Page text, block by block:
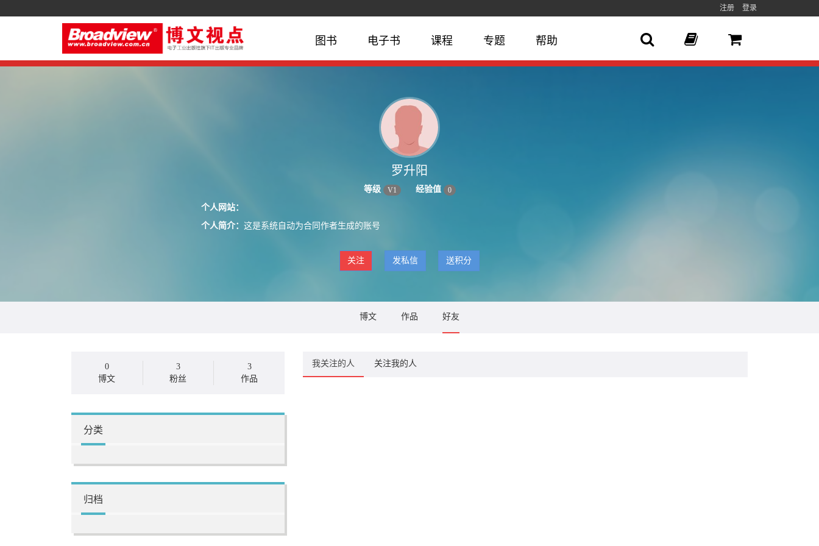
注册 登录
图书 电子书 课程 专题 帮助
罗升阳
等级 V1 经验值 0
个人网站：
个人简介： 这是系统自动为合同作者生成的账号
关注 发私信 送积分
博文 作品 好友
0
博文
3
粉丝
3
作品
分类
归档
我关注的人 关注我的人